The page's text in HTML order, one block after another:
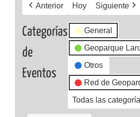
Anterior Hoy Siguiente
Categorías
de
Eventos
General
Geoparque
Otros
Red de
Todas las